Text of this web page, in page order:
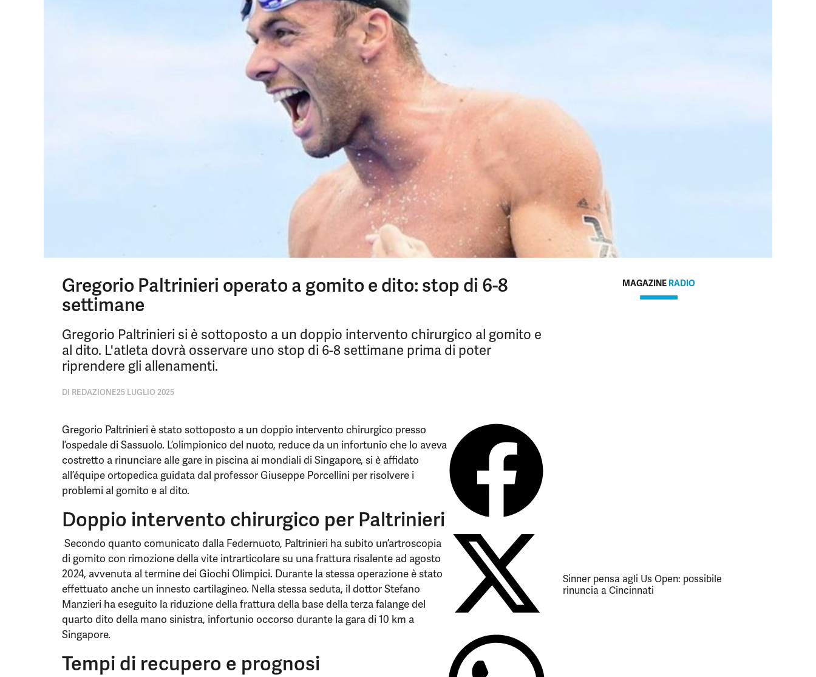
Gregorio Paltrinieri operato a gomito e dito: stop di 6-8
settimane
Gregorio Paltrinieri si è sottoposto a un doppio intervento chirurgico al gomito e
al dito. L'atleta dovrà osservare uno stop di 6-8 settimane prima di poter
riprendere gli allenamenti.
DI REDAZIONE25 LUGLIO 2025
Gregorio Paltrinieri è stato sottoposto a un doppio intervento chirurgico presso
l’ospedale di Sassuolo. L’olimpionico del nuoto, reduce da un infortunio che lo aveva
costretto a rinunciare alle gare in piscina ai mondiali di Singapore, si è affidato
all’équipe ortopedica guidata dal professor Giuseppe Porcellini per risolvere i
problemi al gomito e al dito.
Doppio intervento chirurgico per Paltrinieri
Secondo quanto comunicato dalla Federnuoto, Paltrinieri ha subito un’artroscopia
di gomito con rimozione della vite intrarticolare su una frattura risalente ad agosto
2024, avvenuta al termine dei Giochi Olimpici. Durante la stessa operazione è stato
effettuato anche un innesto cartilagineo. Nella stessa seduta, il dottor Stefano
Manzieri ha eseguito la riduzione della frattura della base della terza falange del
quarto dito della mano sinistra, infortunio occorso durante la gara di 10 km a
Singapore.
Tempi di recupero e prognosi
MAGAZINE RADIO
Sinner pensa agli Us Open: possibile
rinuncia a Cincinnati